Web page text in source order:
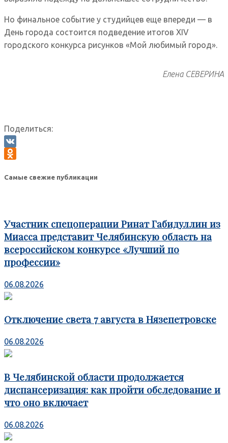
Но финальное событие у студийцев еще впереди — в
День города состоится подведение итогов XIV
городского конкурса рисунков «Мой любимый город».
Елена СЕВЕРИНА
Поделиться:
VK
Самые свежие публикации
Участник спецоперации Ринат Габидуллин из
Миасса представит Челябинскую область на
всероссийском конкурсе «Лучший по
профессии»
06.08.2026
Отключение света 7 августа в Нязепетровске
06.08.2026
В Челябинской области продолжается
диспансеризация: как пройти обследование и
что оно включает
06.08.2026